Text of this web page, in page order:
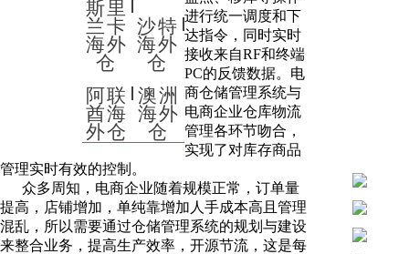
斯里
兰卡
海外
仓
沙特
海外
仓
阿联
酋海
外仓
澳洲
海外
仓
进行统一调度和下
达指令，同时实时
接收来自RF和终端
PC的反馈数据。电
商仓储管理系统与
电商企业仓库物流
管理各环节吻合，
实现了对库存商品
管理实时有效的控制。
众多周知，电商企业随着规模正常，订单量
提高，店铺增加，单纯靠增加人手成本高且管理
混乱，所以需要通过仓储管理系统的规划与建设
来整合业务，提高生产效率，开源节流，这是每